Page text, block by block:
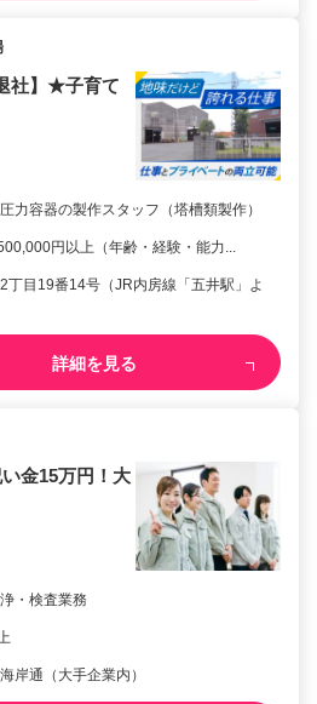
社】★子育て
力容器の製作スタッフ（塔槽類製作）
円以上（年齢・経験・能力...
丁目19番14号（JR内房線「五井駅」よ
詳細を見る
金15万円！大
・検査業務
岸通（大手企業内）